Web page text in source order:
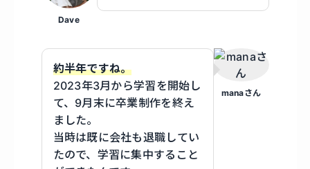
Dave
manaさん
約半年ですね。
2023年3月から学習を開始し
て、9月末に卒業制作を終え
ました。
当時は既に会社も退職してい
たので、学習に集中すること